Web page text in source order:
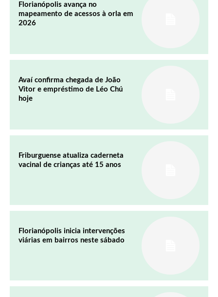
Florianópolis avança no
mapeamento de acessos à orla em
2026
Avaí confirma chegada de João
Vitor e empréstimo de Léo Chú
hoje
Friburguense atualiza caderneta
vacinal de crianças até 15 anos
Florianópolis inicia intervenções
viárias em bairros neste sábado